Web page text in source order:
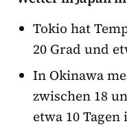
Tokio hat
20 Grad und
In Okinawa
zwischen 18
etwa 10